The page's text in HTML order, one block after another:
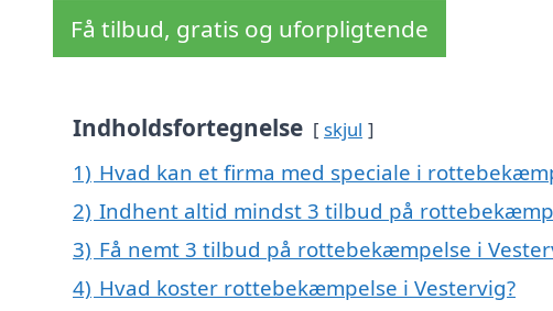
Få tilbud, gratis og uforpligtende
Indholdsfortegnelse skjul
1) Hvad kan et firma med speciale i
2) Indhent altid mindst 3 tilbud på
3) Få nemt 3 tilbud på rottebekæmpelse i
4) Hvad koster rottebekæmpelse i Vestervig?